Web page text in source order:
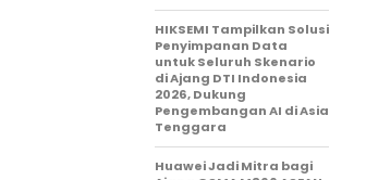
HIKSEMI Tampilkan Solusi
Penyimpanan Data
untuk Seluruh Skenario
di Ajang DTI Indonesia
2026, Dukung
Pengembangan AI di Asia
Tenggara
Huawei Jadi Mitra bagi